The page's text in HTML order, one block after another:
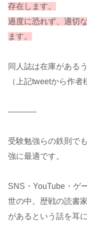
存在します。
過度に恐れず、適切
ます。
同人誌は在庫がある
（上記tweetから作者
———–
受験勉強らの鉄則で
強に最適です。
SNS・YouTube・ゲ
世の中。歴戦の読書
があるという話を耳